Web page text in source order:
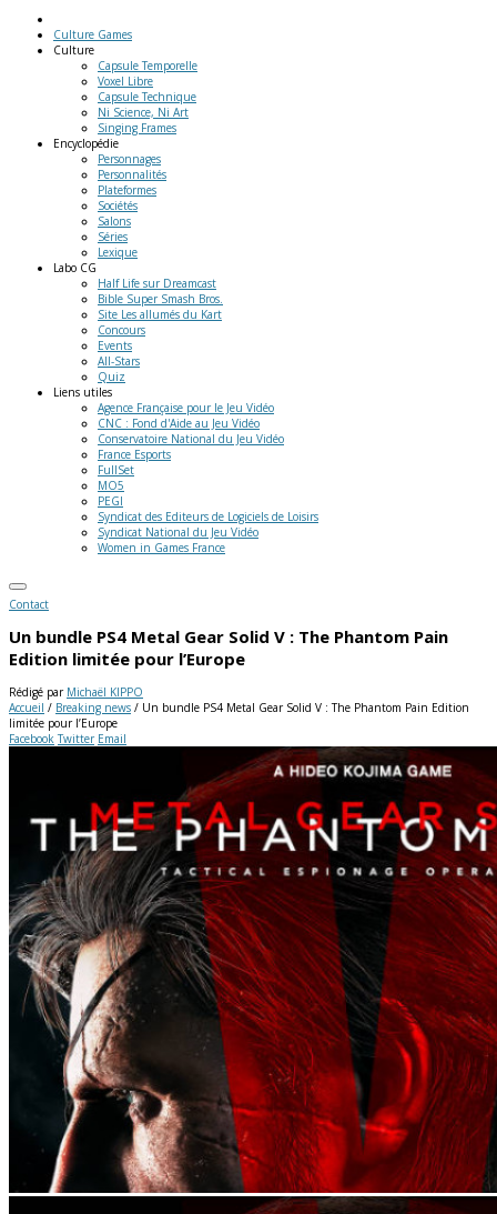
Culture Games
Culture
Capsule Temporelle
Voxel Libre
Capsule Technique
Ni Science, Ni Art
Singing Frames
Encyclopédie
Personnages
Personnalités
Plateformes
Sociétés
Salons
Séries
Lexique
Labo CG
Half Life sur Dreamcast
Bible Super Smash Bros.
Site Les allumés du Kart
Concours
Events
All-Stars
Quiz
Liens utiles
Agence Française pour le Jeu Vidéo
CNC : Fond d'Aide au Jeu Vidéo
Conservatoire National du Jeu Vidéo
France Esports
FullSet
MO5
PEGI
Syndicat des Editeurs de Logiciels de Loisirs
Syndicat National du Jeu Vidéo
Women in Games France
Contact
Un bundle PS4 Metal Gear Solid V : The Phantom Pain
Edition limitée pour l’Europe
Rédigé par Michaël KIPPO
Accueil / Breaking news / Un bundle PS4 Metal Gear Solid V : The Phantom Pain Edition
limitée pour l’Europe
Facebook Twitter Email